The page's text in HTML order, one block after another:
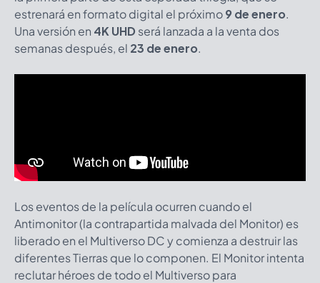
estrenará en formato digital el próximo9 de enero.
Una versión en 4K UHD será lanzada a la venta dos
semanas después, el 23 de enero.
Los eventos de la película ocurren cuando el
Antimonitor (la contrapartida malvada del Monitor) es
liberado en el Multiverso DC y comienza a destruir las
diferentes Tierras que lo componen. El Monitor intenta
reclutar héroes de todo el Multiverso para